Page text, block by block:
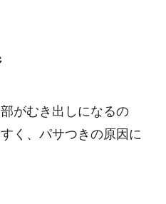
がむき出しになるの
く、パサつきの原因に